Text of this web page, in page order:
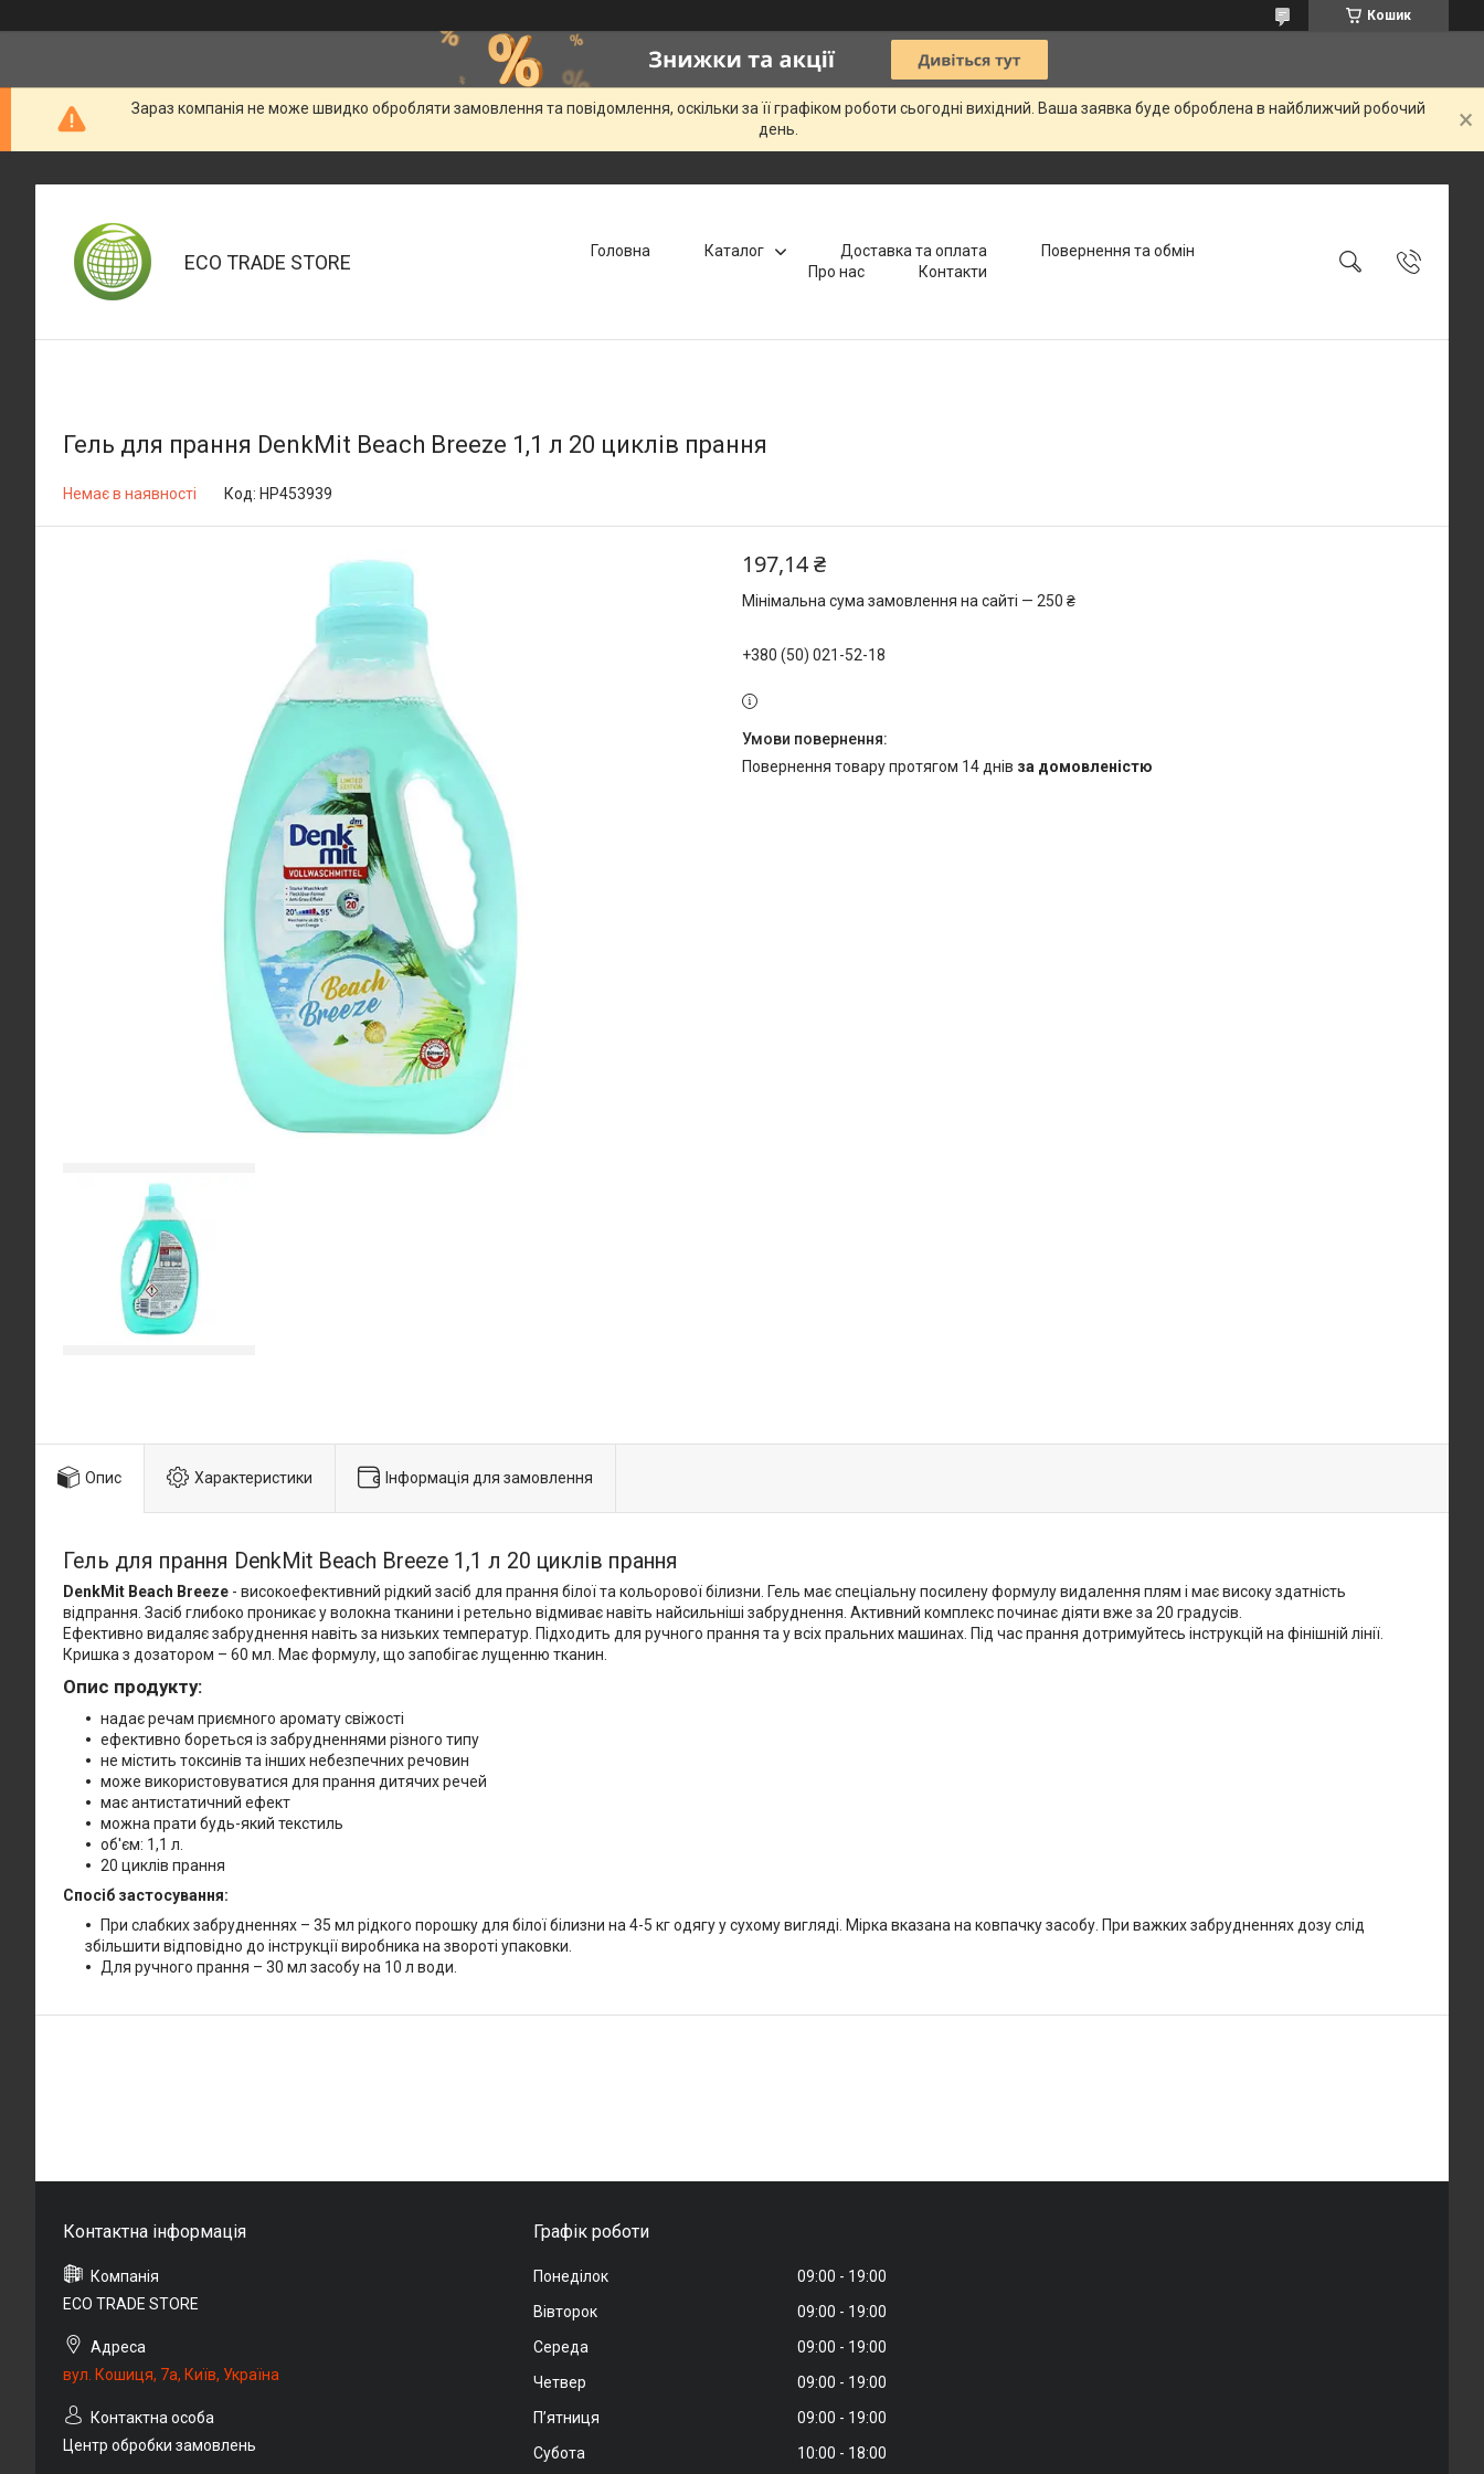
Кошик
Зараз компанія не може швидко обробляти замовлення та повідомлення, оскільки за її графіком роботи сьогодні вихідний. Ваша заявка буде оброблена в найближчий робочий
день.
ECO TRADE STORE Головна Каталог Доставка та оплата
Повернення та обмін
Про нас
Контакти
Гель для прання DenkMit Beach Breeze 1,1 л 20 циклів прання
Немає в наявності Код: HP453939
197,14 ₴
Мінімальна сума замовлення на сайті — 250 ₴
+380 (50) 021-52-18
повернення товару протягом 14 днів за домовленістю
Опис Характеристики Інформація для замовлення
Гель для прання DenkMit Beach Breeze 1,1 л 20 циклів прання
DenkMit Beach Breeze - високоефективний рідкий засіб для прання білої та кольорової білизни. Гель має спеціальну посилену формулу видалення плям і має високу здатність
відпрання. Засіб глибоко проникає у волокна тканини і ретельно відмиває навіть найсильніші забруднення. Активний комплекс починає діяти вже за 20 градусів.
Ефективно видаляє забруднення навіть за низьких температур. Підходить для ручного прання та у всіх пральних машинах. Під час прання дотримуйтесь інструкцій на фінішній лінії.
Кришка з дозатором – 60 мл. Має формулу, що запобігає лущенню тканин.
Опис продукту:
надає речам приємного аромату свіжості
ефективно бореться із забрудненнями різного типу
не містить токсинів та інших небезпечних речовин
може використовуватися для прання дитячих речей
має антистатичний ефект
можна прати будь-який текстиль
об'єм: 1,1 л.
20 циклів прання
Спосіб застосування:
При слабких забрудненнях – 35 мл рідкого порошку для білої білизни на 4-5 кг одягу у сухому вигляді. Мірка вказана на ковпачку засобу. При важких забрудненнях дозу слід
збільшити відповідно до інструкції виробника на звороті упаковки.
Для ручного прання – 30 мл засобу на 10 л води.
ECO TRADE STORE
вул. Кошиця, 7а, Київ, Україна
Центр обробки замовлень
Графік роботи
Понеділок 09:00
19:00
Вівторок
09:00
19:00
Середа
09:00
19:00
Четвер
09:00
19:00
Пʼятниця
09:00
19:00
Субота
10:00 18:00